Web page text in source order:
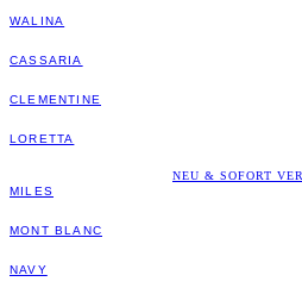
WALINA
CASSARIA
CLEMENTINE
LORETTA
NEU & SOFORT
MILES
MONT BLANC
NAVY